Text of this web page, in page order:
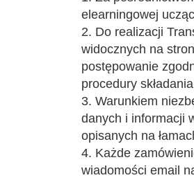
elearningowej
2. Do realizacji
widocznych na
postępowanie
procedury
3. Warunkiem
danych i informacji
opisanych na
4. Każde
wiadomości email